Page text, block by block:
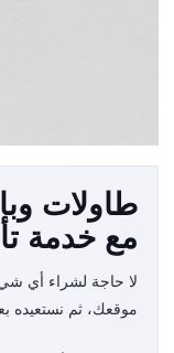
نصمّم لك
المثالي
وتستأجره
طاولات
مع خدمة
لا حاجة لشراء أي
موقعك، ثم نستعيده